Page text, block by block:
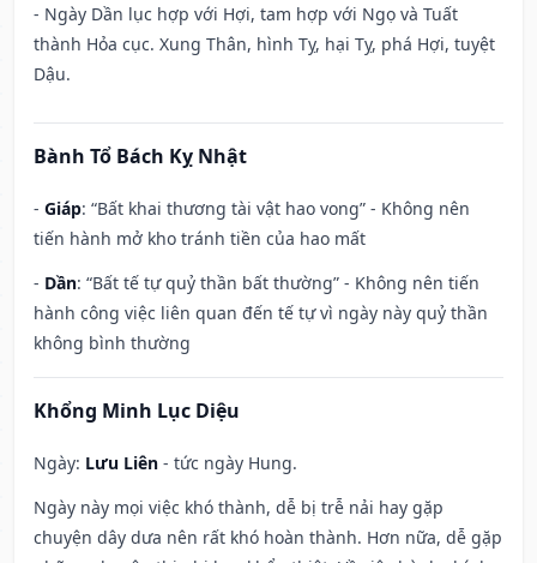
- Ngày Dần lục hợp với Hợi, tam hợp với Ngọ và Tuất
thành Hỏa cục. Xung Thân, hình Tỵ, hại Tỵ, phá Hợi, tuyệt
Dậu.
Bành Tổ Bách Kỵ Nhật
- Giáp: “Bất khai thương tài vật hao vong” - Không nên
tiến hành mở kho tránh tiền của hao mất
- Dần: “Bất tế tự quỷ thần bất thường” - Không nên tiến
hành công việc liên quan đến tế tự vì ngày này quỷ thần
không bình thường
Khổng Minh Lục Diệu
Ngày: Lưu Liên - tức ngày Hung.
Ngày này mọi việc khó thành, dễ bị trễ nải hay gặp
chuyện dây dưa nên rất khó hoàn thành. Hơn nữa, dễ gặp